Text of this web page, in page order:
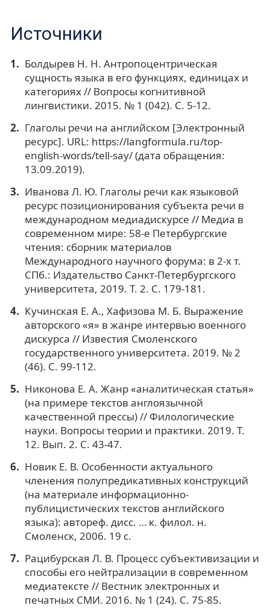
Источники
Болдырев Н. Н. Антропоцентрическая
сущность языка в его функциях, единицах и
категориях // Вопросы когнитивной
лингвистики. 2015. № 1 (042). С. 5-12.
Глаголы речи на английском [Электронный
ресурс]. URL: https://langformula.ru/top-
english-words/tell-say/ (дата обращения:
13.09.2019).
Иванова Л. Ю. Глаголы речи как языковой
ресурс позиционирования субъекта речи в
международном медиадискурсе // Медиа в
современном мире: 58-е Петербургские
чтения: сборник материалов
Международного научного форума: в 2-х т.
СПб.: Издательство Санкт-Петербургского
университета, 2019. Т. 2. С. 179-181.
Кучинская Е. А., Хафизова М. Б. Выражение
авторского «я» в жанре интервью военного
дискурса // Известия Смоленского
государственного университета. 2019. № 2
(46). С. 99-112.
Никонова Е. А. Жанр «аналитическая статья»
(на примере текстов англоязычной
качественной прессы) // Филологические
науки. Вопросы теории и практики. 2019. Т.
12. Вып. 2. С. 43-47.
Новик Е. В. Особенности актуального
членения полупредикативных конструкций
(на материале информационно-
публицистических текстов английского
языка): автореф. дисс. … к. филол. н.
Смоленск, 2006. 19 с.
Рацибурская Л. В. Процесс субъективизации и
способы его нейтрализации в современном
медиатексте // Вестник электронных и
печатных СМИ. 2016. № 1 (24). С. 75-85.